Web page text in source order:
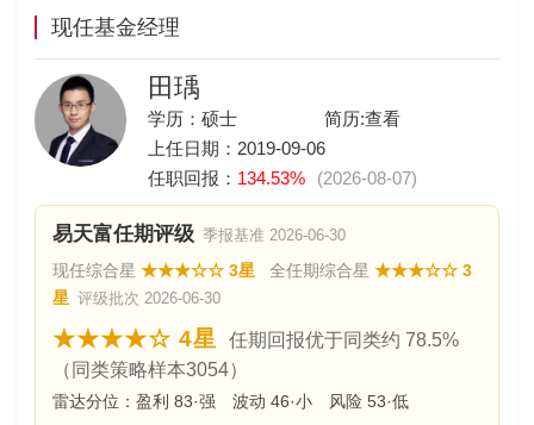
现任基金经理
田瑀
学历：硕士 简历:查看
上任日期：2019-09-06
任职回报： 134.53% (2026-08-07)
易天富任期评级 季报基准 2026-06-30
现任综合星 ★★★☆☆ 3星 全任期综合星 ★★★☆☆ 3
星 评级批次 2026-06-30
★★★★☆ 4星
任期回报优于同类约 78.5%
（同类策略样本3054）
雷达分位：盈利 83·强 波动 46·小 风险 53·低